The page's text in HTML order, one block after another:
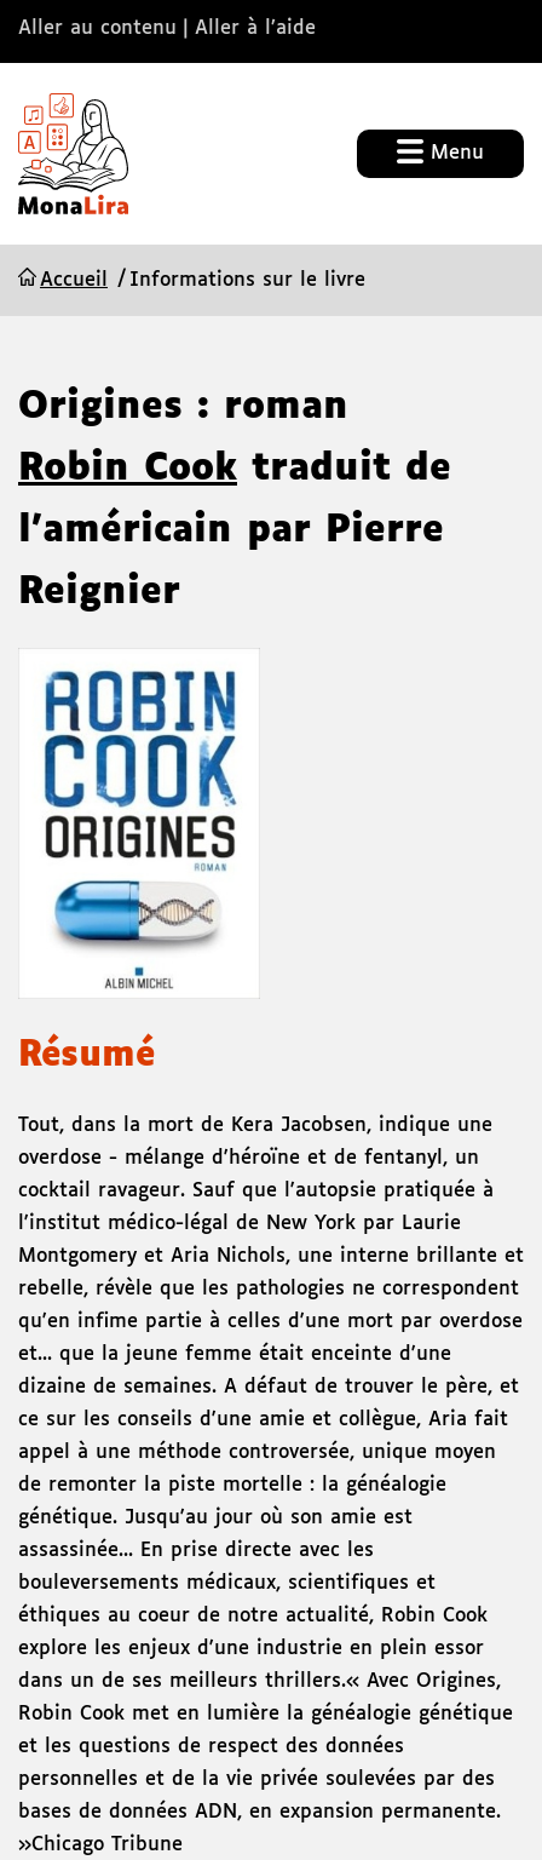
Aller au contenu Aller à l’aide
Menu
Accueil Informations sur le livre
Origines : roman
Robin Cook traduit de
l'américain par Pierre
Reignier
Résumé
Tout, dans la mort de Kera Jacobsen, indique une
overdose - mélange d'héroïne et de fentanyl, un
cocktail ravageur. Sauf que l'autopsie pratiquée à
l'institut médico-légal de New York par Laurie
Montgomery et Aria Nichols, une interne brillante et
rebelle, révèle que les pathologies ne correspondent
qu'en infime partie à celles d'une mort par overdose
et... que la jeune femme était enceinte d'une
dizaine de semaines. A défaut de trouver le père, et
ce sur les conseils d'une amie et collègue, Aria fait
appel à une méthode controversée, unique moyen
de remonter la piste mortelle : la généalogie
génétique. Jusqu'au jour où son amie est
assassinée... En prise directe avec les
bouleversements médicaux, scientifiques et
éthiques au coeur de notre actualité, Robin Cook
explore les enjeux d'une industrie en plein essor
dans un de ses meilleurs thrillers.« Avec Origines,
Robin Cook met en lumière la généalogie génétique
et les questions de respect des données
personnelles et de la vie privée soulevées par des
bases de données ADN, en expansion permanente.
»Chicago Tribune